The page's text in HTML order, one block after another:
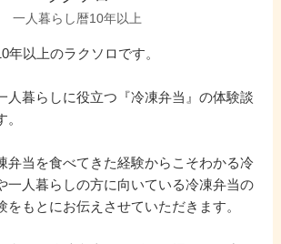
一人暮らし暦10年以上
年以上のラクソロです。
人暮らしに役立つ『冷凍弁当』の体験談
弁当を食べてきた経験からこそわかる冷
一人暮らしの方に向いている冷凍弁当の
をもとにお伝えさせていただきます。